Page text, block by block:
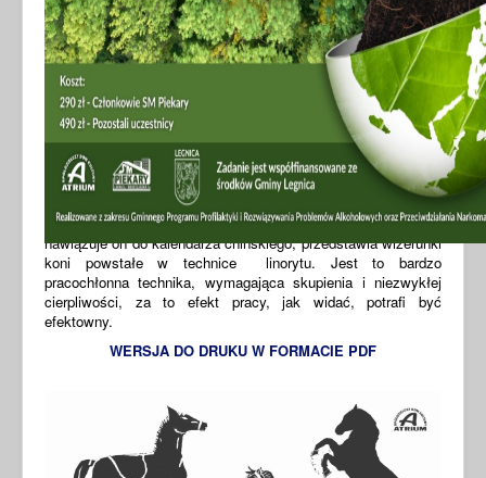
Nasz kalendarz na 2026 rok
2026 – chiński rok Ognistego Konia. Życie nabierze
dynamizmu, intensywności, szalonego tempa. Choć mamy
nadzieję, że przynajmniej miłe chwile z galopu zwolnią do
stępa, byśmy zdążyli się nimi nacieszyć.Zachęcamy do
pobrania kalendarza wykonanego przez dzieci uczęszczające
na zajęcia graficzne organizowane przez nasz dom kultury
prowadzone przez Agnieszkę Matwiejszyn. Tematycznie
nawiązuje on do kalendarza chińskiego, przedstawia wizerunki
koni powstałe w technice linorytu. Jest to bardzo
pracochłonna technika, wymagająca skupienia i niezwykłej
cierpliwości, za to efekt pracy, jak widać, potrafi być
efektowny.
WERSJA DO DRUKU W FORMACIE PDF